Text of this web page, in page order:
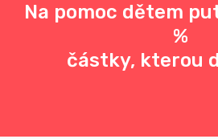
Na pomoc dětem
%
částky, kterou